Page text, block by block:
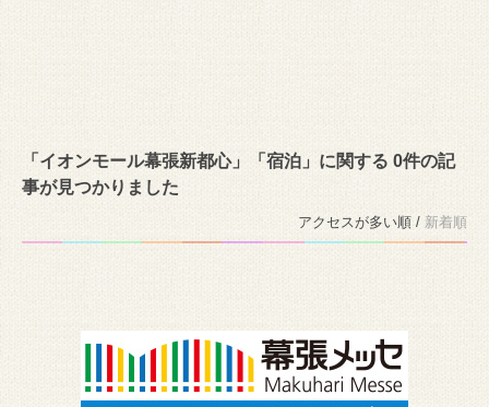
「イオンモール幕張新都心」「宿泊」に関する 0件の記
事が見つかりました
アクセスが多い順 / 新着順